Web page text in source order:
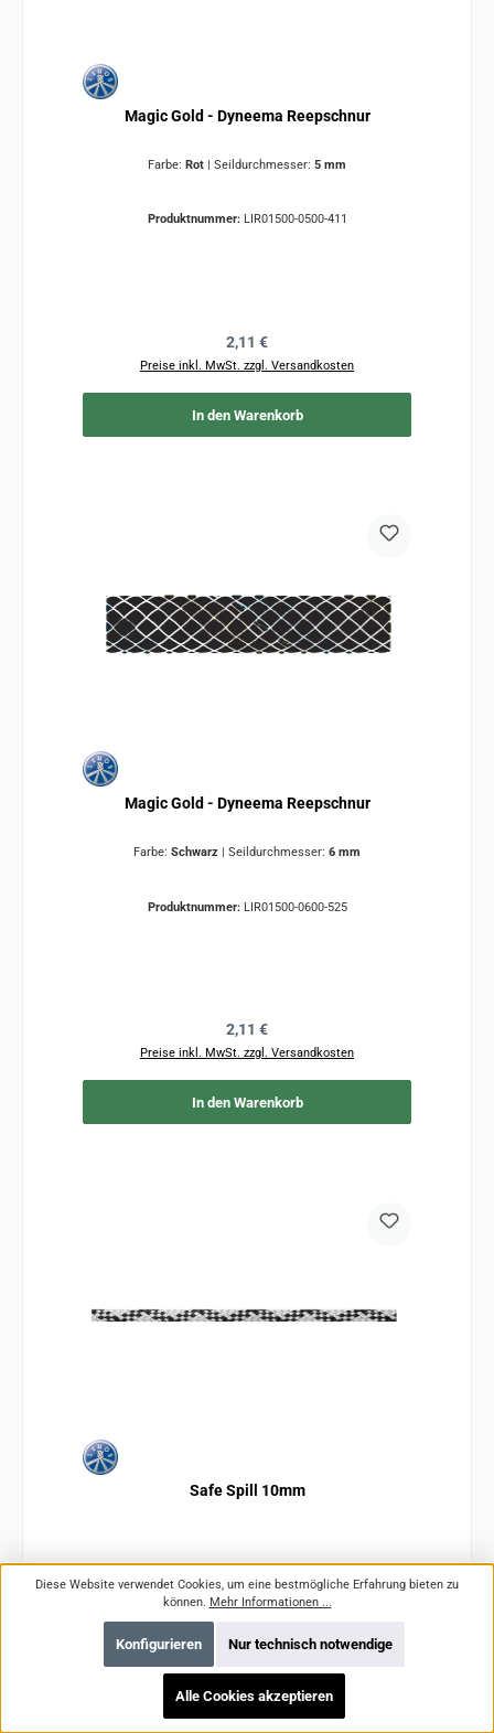
Magic Gold - Dyneema Reepschnur
Farbe: Rot | Seildurchmesser: 5 mm
Produktnummer: LIR01500-0500-411
Regulärer Preis:
2,11 €
Preise inkl. MwSt. zzgl. Versandkosten
In den Warenkorb
Magic Gold - Dyneema Reepschnur
Farbe: Schwarz | Seildurchmesser: 6 mm
Produktnummer: LIR01500-0600-525
Regulärer Preis:
2,11 €
Preise inkl. MwSt. zzgl. Versandkosten
In den Warenkorb
Safe Spill 10mm
Produktnummer:LIR01525-1000
Regulärer Preis:
Ab3,16 €
Diese Website verwendet Cookies, um eine bestmögliche Erfahrung bieten zu
können. Mehr Informationen ...
Nur technisch notwendige
Konfigurieren
Alle Cookies akzeptieren